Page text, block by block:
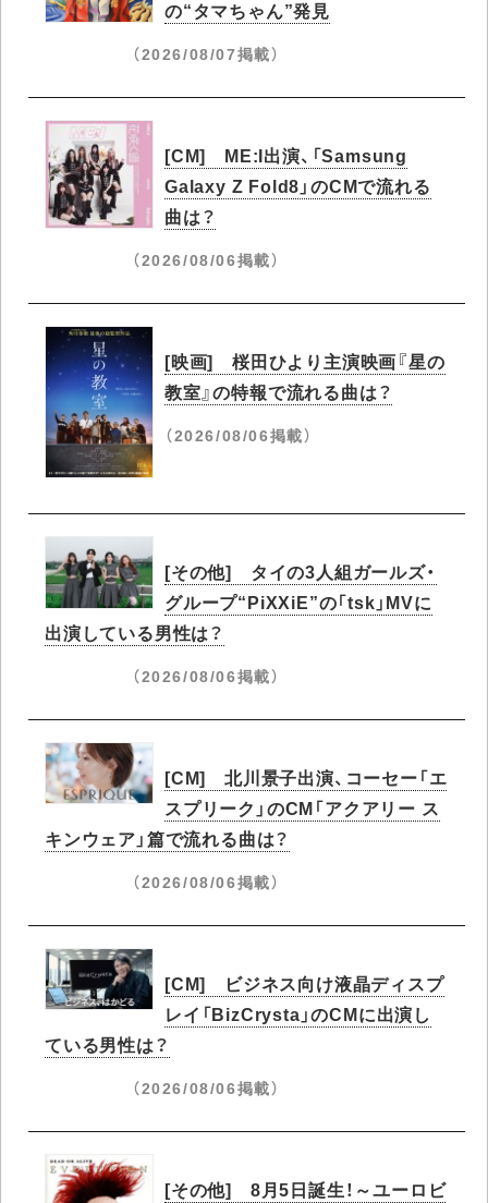
の“タマちゃん”発見
（2026/08/07掲載）
[CM] ME:I出演、「Samsung
Galaxy Z Fold8」のCMで流れる
曲は？
（2026/08/06掲載）
[映画] 桜田ひより主演映画『星の
教室』の特報で流れる曲は？
（2026/08/06掲載）
[その他] タイの3人組ガールズ・
グループ“PiXXiE”の「tsk」MVに
出演している男性は？
（2026/08/06掲載）
[CM] 北川景子出演、コーセー「エ
スプリーク」のCM「アクアリー ス
キンウェア」篇で流れる曲は？
（2026/08/06掲載）
[CM] ビジネス向け液晶ディスプ
レイ「BizCrysta」のCMに出演し
ている男性は？
（2026/08/06掲載）
[その他] 8月5日誕生！～ユーロビ